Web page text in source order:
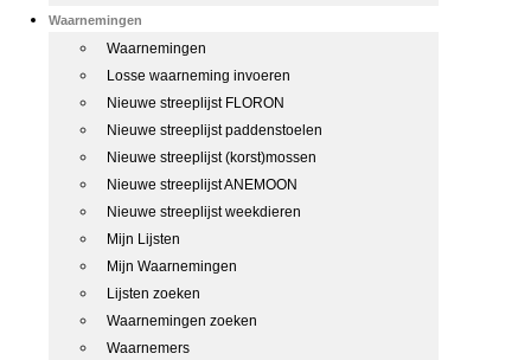
Waarnemingen
Waarnemingen
Losse waarneming invoeren
Nieuwe streeplijst FLORON
Nieuwe streeplijst paddenstoelen
Nieuwe streeplijst (korst)mossen
Nieuwe streeplijst ANEMOON
Nieuwe streeplijst weekdieren
Mijn Lijsten
Mijn Waarnemingen
Lijsten zoeken
Waarnemingen zoeken
Waarnemers